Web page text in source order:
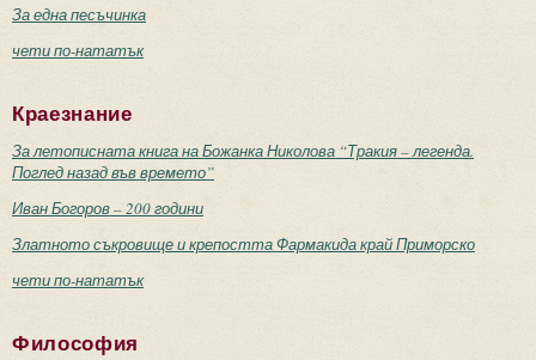
За една песъчинка
чети по-нататък
Краезнание
За летописната книга на Божанка Николова “Тракия – легенда.
Поглед назад във времето”
Иван Богоров – 200 години
Златното съкровище и крепостта Фармакида край Приморско
чети по-нататък
Философия